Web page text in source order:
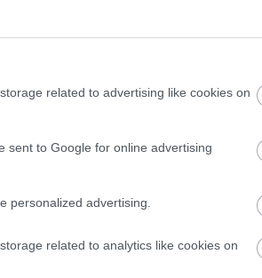
related to advertising like cookies on
sent to Google for online advertising
personalized advertising.
related to analytics like cookies on
δήμου και τις
τη σοβαρότητα
λήψης μέτρων
παιδιά. Επισήμανε,
συνοδεύεται από
εισοδηματικών
στις 29 Νοεμβρίου
Δημήτρη Γκίκα. Η